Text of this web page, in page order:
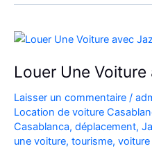
Louer Une
Laisser un commentaire /
Location de voiture
Casablanca, déplacement,
une voiture, tourisme,